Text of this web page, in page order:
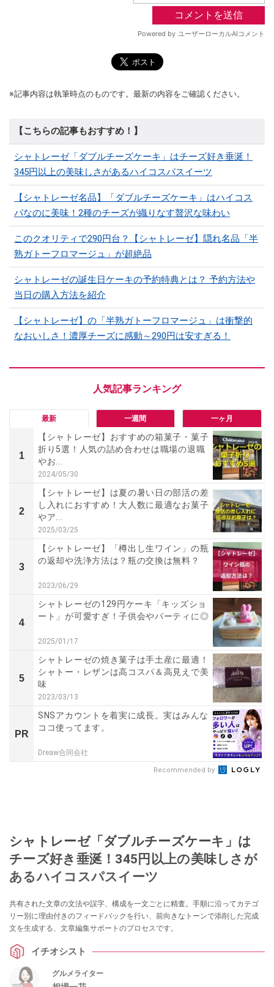
※記事内容は執筆時点のものです。最新の内容をご確認ください。
【こちらの記事もおすすめ！】
シャトレーゼ「ダブルチーズケーキ」はチーズ好き垂涎！
345円以上の美味しさがあるハイコスパスイーツ
【シャトレーゼ名品】「ダブルチーズケーキ」はハイコス
パなのに美味！2種のチーズが織りなす贅沢な味わい
このクオリティで290円台？【シャトレーゼ】隠れ名品「半
熟ガトーフロマージュ」が超絶品
シャトレーゼの誕生日ケーキの予約特典とは？ 予約方法や
当日の購入方法を紹介
【シャトレーゼ】の「半熟ガトーフロマージュ」は衝撃的
なおいしさ！濃厚チーズに感動～290円は安すぎる！
最新 一週間 一ヶ月
1
【シャトレーゼ】おすすめの箱菓子・菓子
折り5選！人気の詰め合わせは職場の退職
やお...
2024/05/30
2
【シャトレーゼ】は夏の暑い日の部活の差
し入れにおすすめ！大人数に最適なお菓子
やア...
2025/03/25
3
【シャトレーゼ】「樽出し生ワイン」の瓶
の返却や洗浄方法は？瓶の交換は無料？
2023/06/29
4
シャトレーゼの129円ケーキ「キッズショ
ート」が可愛すぎ！子供会やパーティに◎
2025/01/17
5
シャトレーゼの焼き菓子は手土産に最適！
シャトー・レザンは高コスパ＆高見えで美
味
2023/03/13
PR
SNSアカウントを着実に成長。実はみんな
ココ使ってます。
Dreaw合同会社
Recommended by
シャトレーゼ「ダブルチーズケーキ」は
チーズ好き垂涎！345円以上の美味しさが
あるハイコスパスイーツ
共有された文章の文法や誤字、構成を一文ごとに精査。手順に沿ってカテゴ
リー別に理由付きのフィードバックを行い、前向きなトーンで添削した完成
文を生成する、文章編集サポートのプロセスです。
イチオシスト
グルメライター